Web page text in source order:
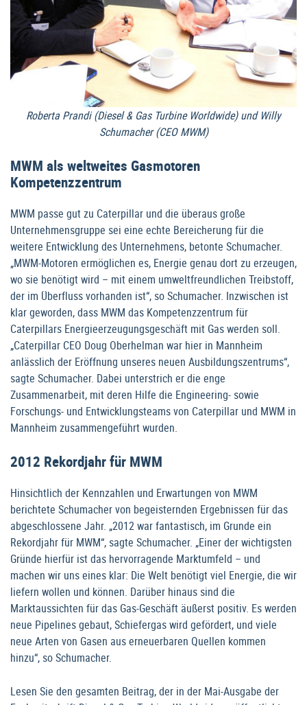
Roberta Prandi (Diesel & Gas Turbine Worldwide) und Willy
Schumacher (CEO MWM)
MWM als weltweites Gasmotoren
Kompetenzzentrum
MWM passe gut zu Caterpillar und die überaus große
Unternehmensgruppe sei eine echte Bereicherung für die
weitere Entwicklung des Unternehmens, betonte Schumacher.
„MWM-Motoren ermöglichen es, Energie genau dort zu erzeugen,
wo sie benötigt wird – mit einem umweltfreundlichen Treibstoff,
der im Überfluss vorhanden ist“, so Schumacher. Inzwischen ist
klar geworden, dass MWM das Kompetenzzentrum für
Caterpillars Energieerzeugungsgeschäft mit Gas werden soll.
„Caterpillar CEO Doug Oberhelman war hier in Mannheim
anlässlich der Eröffnung unseres neuen Ausbildungszentrums“,
sagte Schumacher. Dabei unterstrich er die enge
Zusammenarbeit, mit deren Hilfe die Engineering- sowie
Forschungs- und Entwicklungsteams von Caterpillar und MWM in
Mannheim zusammengeführt wurden.
2012 Rekordjahr für MWM
Hinsichtlich der Kennzahlen und Erwartungen von MWM
berichtete Schumacher von begeisternden Ergebnissen für das
abgeschlossene Jahr. „2012 war fantastisch, im Grunde ein
Rekordjahr für MWM“, sagte Schumacher. „Einer der wichtigsten
Gründe hierfür ist das hervorragende Marktumfeld – und
machen wir uns eines klar: Die Welt benötigt viel Energie, die wir
liefern wollen und können. Darüber hinaus sind die
Marktaussichten für das Gas-Geschäft äußerst positiv. Es werden
neue Pipelines gebaut, Schiefergas wird gefördert, und viele
neue Arten von Gasen aus erneuerbaren Quellen kommen
hinzu“, so Schumacher.
Lesen Sie den gesamten Beitrag, der in der Mai-Ausgabe der